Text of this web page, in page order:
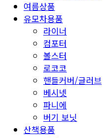
여름상품
유모차용품
라이너
컴포터
볼스터
로코코
핸들커버/글러브
베시넷
파니에
버기 보닛
산책용품